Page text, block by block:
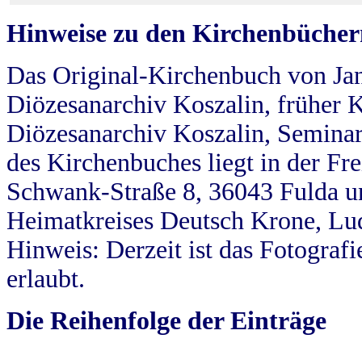
Hinweise zu den
Das Original-Kirchenbuch von
Diözesanarchiv Koszalin, früher
Diözesanarchiv Koszalin,
des Kirchenbuches liegt in der
Schwank-Straße 8, 36043 Fulda
Heimatkreises Deutsch Krone,
Hinweis: Derzeit ist das
erlaubt.
Die Reihenfolge der Einträge